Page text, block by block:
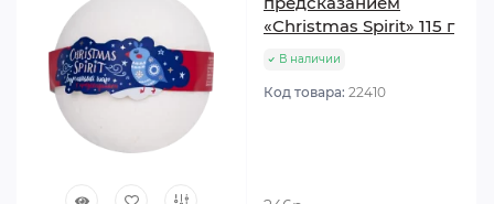
«Christmas Spirit» 115 г
В наличии
Код товара: 22410